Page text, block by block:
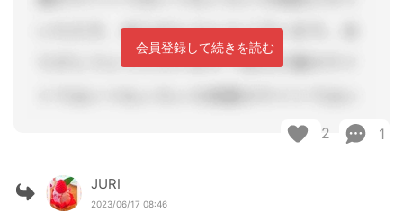
会員登録して続きを読む
2 1
JURI
2023/06/17 08:46